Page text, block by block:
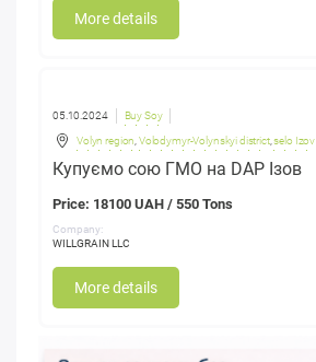
More details
05.10.2024 Buy Soy
Volyn region Volodymyr-Volynskyi district,selo Izov
​Купуємо сою ГМО на DAP Ізов
Price: 18100 UAH / 550 Tons
Company:
WILLGRAIN LLC
More details